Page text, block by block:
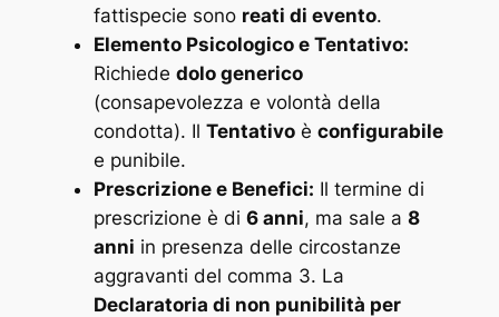
fattispecie sono reati di evento.
Elemento Psicologico e Tentativo:
Richiede dolo generico
(consapevolezza e volontà della
condotta). Il Tentativoè configurabile
e punibile.
Prescrizione e Benefici: Il termine di
prescrizione è di 6 anni, ma sale a 8
anni in presenza delle circostanze
aggravanti del comma 3. La
Declaratoria di non punibilità per